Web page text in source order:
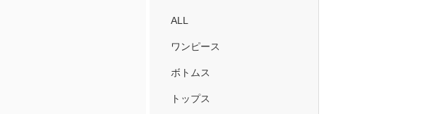
ALL
ワンピース
ボトムス
トップス